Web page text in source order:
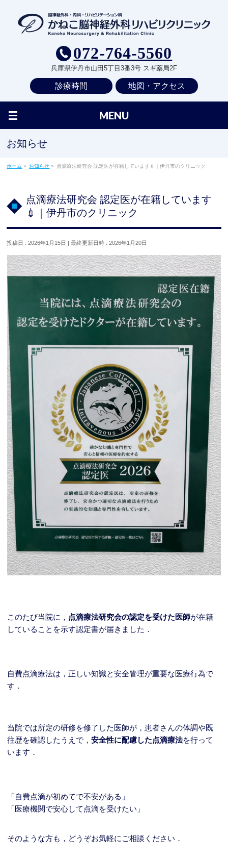
072-764-5560
兵庫県伊丹市山田5丁目3番3号 スギ薬局2F
診療時間 地図・アクセス
MENU
お知らせ
ホーム » お知らせ » 点滴療法研究会 認定医が在籍しています💉｜伊丹市のクリニック
点滴療法研究会 認定医が在籍しています
💉｜伊丹市のクリニック
投稿日 : 2026年1月15日 最終更新日時 : 2026年1月20日
このたび当院に， 点滴療法研究会の認定を受けた医師が在籍
していることを示す認定書が届きました．
自費点滴療法は，正しい知識と安全管理が重要な医療行為で
す．
当院では所定の研修を修了した医師が，患者さんの体調や既
往歴を確認したうえで，安全性に配慮した点滴療法を行って
います．
「自費点滴が初めてで不安がある」
「医療機関で安心して点滴を受けたい」
そのような方も，どうぞお気軽にご相談ください．